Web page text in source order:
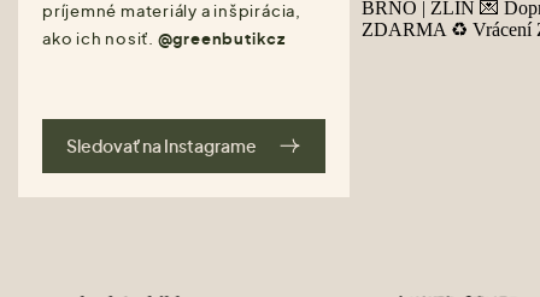
príjemné materiály a inšpirácia,
ako ich nosiť. @greenbutikcz
Sledovať na Instagrame